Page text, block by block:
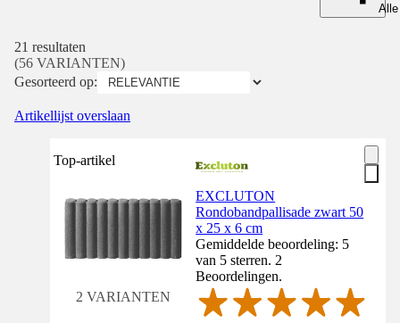
21 resultaten
(56 VARIANTEN)
Gesorteerd op:
Artikellijst overslaan
Top-artikel
2 VARIANTEN
EXCLUTON
Rondobandpallisade zwart 50
x 25 x 6 cm
Gemiddelde beoordeling: 5
van 5 sterren. 2
Beoordelingen.